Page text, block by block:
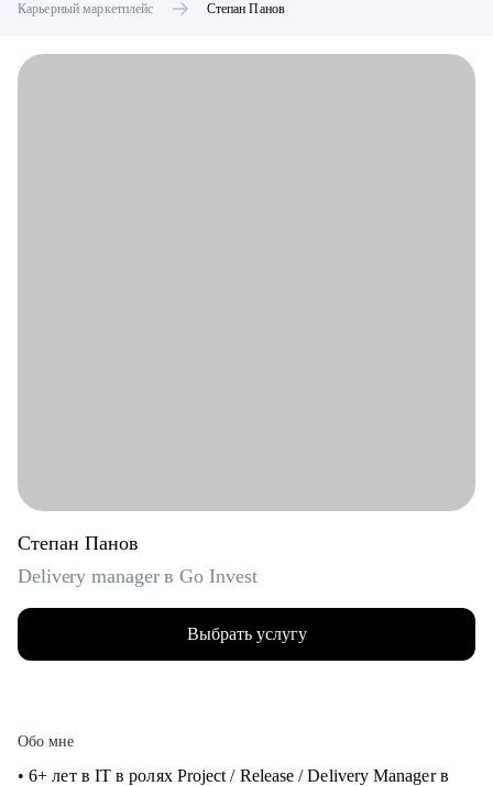
Карьерный маркетплейс Степан Панов
Степан Панов
Delivery manager в Go Invest
Выбрать услугу
Обо мне
• 6+ лет в IT в ролях Project / Release / Delivery Manager в